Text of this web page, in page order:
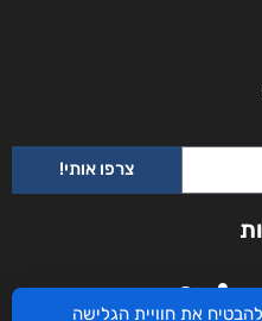
צרפו אותי!
את חוויית הגלישה